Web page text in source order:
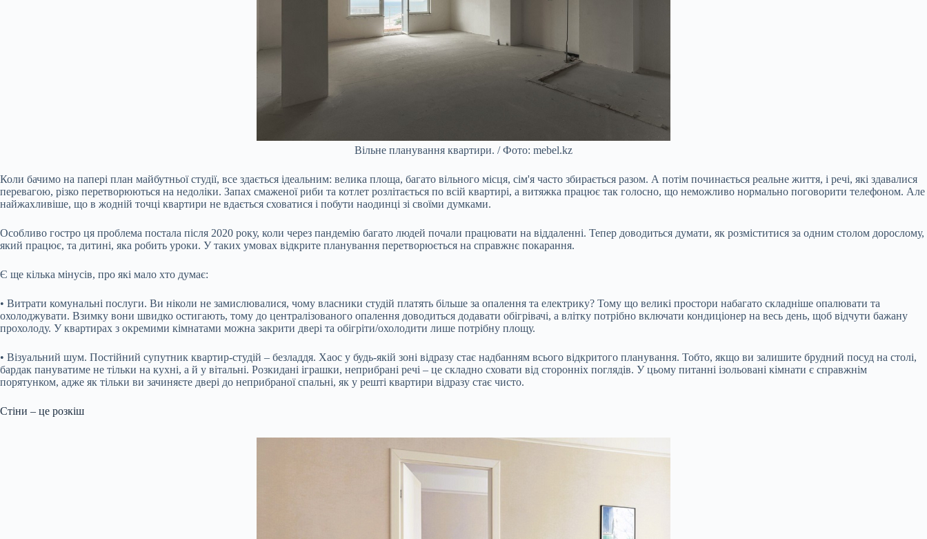
Вільне планування квартири. / Фото: mebel.kz
Коли бачимо на папері план майбутньої студії, все здається ідеальним: велика площа, багато вільного місця, сім'я часто збирається разом. А потім починається реальне життя, і речі, які здавалися
перевагою, різко перетворюються на недоліки. Запах смаженої риби та котлет розлітається по всій квартирі, а витяжка працює так голосно, що неможливо нормально поговорити телефоном. Але
найжахливіше, що в жодній точці квартири не вдається сховатися і побути наодинці зі своїми думками.
Особливо гостро ця проблема постала після 2020 року, коли через пандемію багато людей почали працювати на віддаленні. Тепер доводиться думати, як розміститися за одним столом дорослому,
який працює, та дитині, яка робить уроки. У таких умовах відкрите планування перетворюється на справжнє покарання.
Є ще кілька мінусів, про які мало хто думає:
• Витрати комунальні послуги. Ви ніколи не замислювалися, чому власники студій платять більше за опалення та електрику? Тому що великі простори набагато складніше опалювати та
охолоджувати. Взимку вони швидко остигають, тому до централізованого опалення доводиться додавати обігрівачі, а влітку потрібно включати кондиціонер на весь день, щоб відчути бажану
прохолоду. У квартирах з окремими кімнатами можна закрити двері та обігріти/охолодити лише потрібну площу.
• Візуальний шум. Постійний супутник квартир-студій – безладдя. Хаос у будь-якій зоні відразу стає надбанням всього відкритого планування. Тобто, якщо ви залишите брудний посуд на столі,
бардак пануватиме не тільки на кухні, а й у вітальні. Розкидані іграшки, неприбрані речі – це складно сховати від сторонніх поглядів. У цьому питанні ізольовані кімнати є справжнім
порятунком, адже як тільки ви зачиняєте двері до неприбраної спальні, як у решті квартири відразу стає чисто.
Стіни – це розкіш